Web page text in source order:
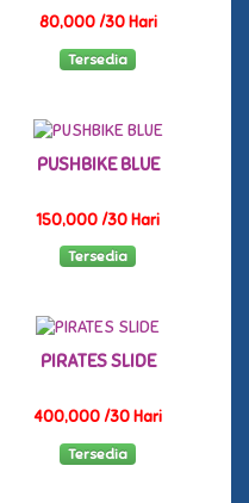
80,000 /30 Hari
Tersedia
PUSHBIKE BLUE
150,000 /30 Hari
Tersedia
PIRATES SLIDE
400,000 /30 Hari
Tersedia